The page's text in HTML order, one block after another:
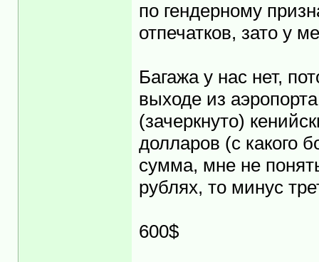
по гендерному
отпечатков, зато у
Багажа у нас нет,
выходе из
(зачеркнуто)
долларов (с какого
сумма, мне не
рублях, то минус
600$